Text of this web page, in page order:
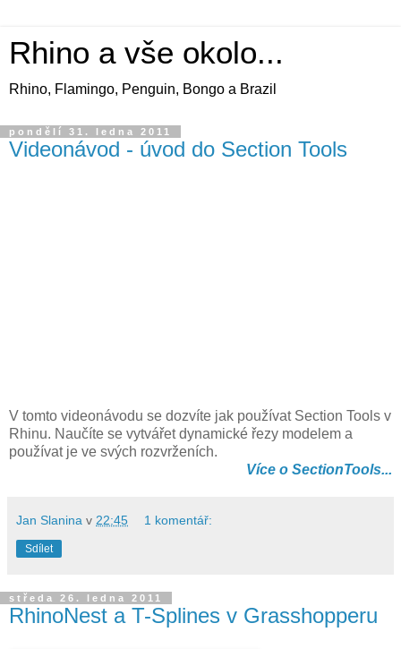
Rhino a vše okolo...
Rhino, Flamingo, Penguin, Bongo a Brazil
pondělí 31. ledna 2011
Videonávod - úvod do Section Tools
V tomto videonávodu se dozvíte jak používat Section Tools v
Rhinu. Naučíte se vytvářet dynamické řezy modelem a
používat je ve svých rozvrženích.
Více o SectionTools...
Jan Slanina v 22:45 1 komentář:
Sdílet
středa 26. ledna 2011
RhinoNest a T-Splines v Grasshopperu